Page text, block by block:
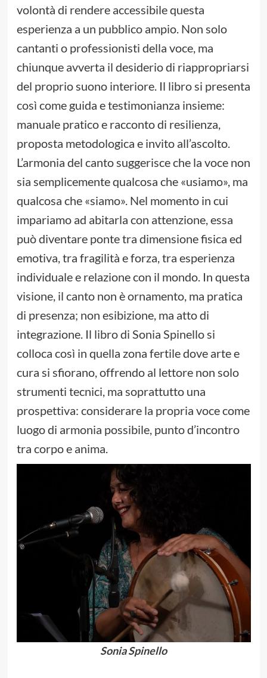
volontà di rendere accessibile questa
esperienza a un pubblico ampio. Non solo
cantanti o professionisti della voce, ma
chiunque avverta il desiderio di riappropriarsi
del proprio suono interiore. Il libro si presenta
così come guida e testimonianza insieme:
manuale pratico e racconto di resilienza,
proposta metodologica e invito all’ascolto.
L’armonia del canto suggerisce che la voce non
sia semplicemente qualcosa che «usiamo», ma
qualcosa che «siamo». Nel momento in cui
impariamo ad abitarla con attenzione, essa
può diventare ponte tra dimensione fisica ed
emotiva, tra fragilità e forza, tra esperienza
individuale e relazione con il mondo. In questa
visione, il canto non è ornamento, ma pratica
di presenza; non esibizione, ma atto di
integrazione. Il libro di Sonia Spinello si
colloca così in quella zona fertile dove arte e
cura si sfiorano, offrendo al lettore non solo
strumenti tecnici, ma soprattutto una
prospettiva: considerare la propria voce come
luogo di armonia possibile, punto d’incontro
tra corpo e anima.
Sonia Spinello